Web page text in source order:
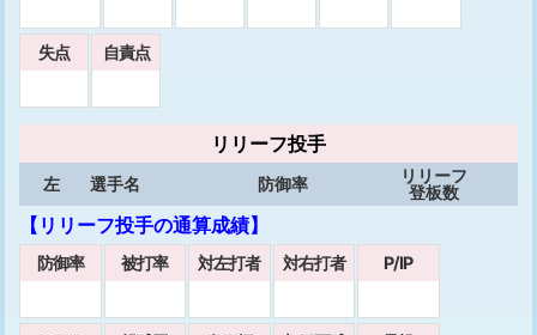
失点 自責点
リリーフ投手
左 選手名 防御率
リリーフ
登板数
【リリーフ投手の通算成績】
防御率 被打率 対左打者 対右打者 P/IP